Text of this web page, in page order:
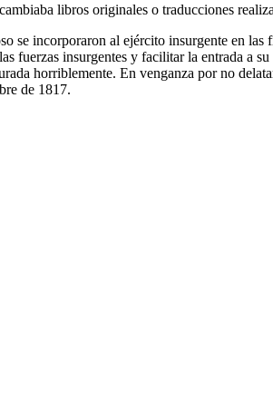
libros originales o traducciones
se incorporaron al ejército insurgente en
fuerzas insurgentes y facilitar la entrada a su
horriblemente. En venganza por no
de 1817.